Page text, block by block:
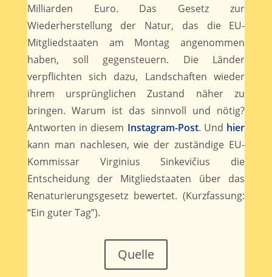
Milliarden Euro. Das Gesetz zur
Wiederherstellung der Natur, das die EU-
Mitgliedstaaten am Montag angenommen
haben, soll gegensteuern. Die Länder
verpflichten sich dazu, Landschaften wieder
ihrem ursprünglichen Zustand näher zu
bringen. Warum ist das sinnvoll und nötig?
Antworten in diesem Instagram-Post. Und hier
kann man nachlesen, wie der zuständige EU-
Kommissar Virginius Sinkevičius die
Entscheidung der Mitgliedstaaten über das
Renaturierungsgesetz bewertet. (Kurzfassung:
“Ein guter Tag”).
Quelle